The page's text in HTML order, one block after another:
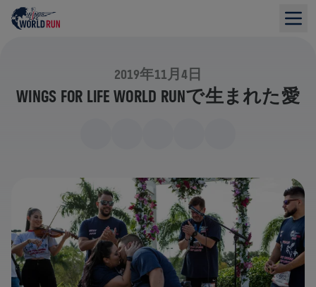
2019年11月4日
WINGS FOR LIFE WORLD RUNで生まれた愛